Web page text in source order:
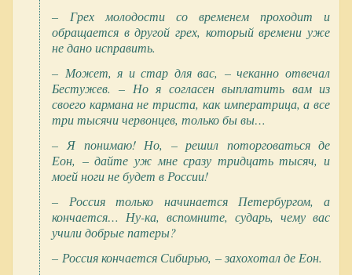
– Грех молодости со временем проходит и
обращается в другой грех, который времени уже
не дано исправить.
– Может, я и стар для вас, – чеканно отвечал
Бестужев. – Но я согласен выплатить вам из
своего кармана не триста, как императрица, а все
три тысячи червонцев, только бы вы…
– Я понимаю! Но, – решил поторговаться де
Еон, – дайте уж мне сразу тридцать тысяч, и
моей ноги не будет в России!
– Россия только начинается Петербургом, а
кончается… Ну-ка, вспомните, сударь, чему вас
учили добрые патеры?
– Россия кончается Сибирью, – захохотал де Еон.